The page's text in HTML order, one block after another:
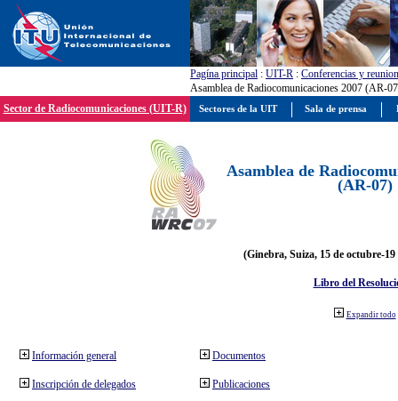
Pagína principal : UIT-R : Conferencias y
Asamblea de Radiocomunicaciones 2007 (AR-
Sector de Radiocomunicaciones (UIT-R)
Asamblea de
(AR-07)
(Ginebra, Suiza, 15 de octubre-19
Libro del
Expandir todo
Información general
Inscripción de delegados
Documentos
Publicaciones
Sectores de la UIT Sala de prensa